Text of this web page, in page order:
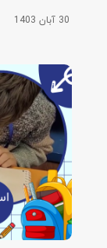
30 آبان 1403